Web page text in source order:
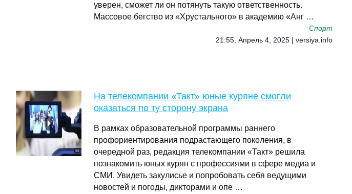
уверен, сможет ли он потянуть такую ответственность.
Массовое бегство из «Хрустального» в академию «Анг …
Спорт
21:55, Апрель 4, 2025 | versiya.info
На телекомпании «Такт» юные куряне смогли
оказаться по ту сторону экрана
В рамках образовательной программы раннего
профориентирования подрастающего поколения, в
очередной раз, редакция телекомпании «Такт» решила
познакомить юных курян с профессиями в сфере медиа и
СМИ. Увидеть закулисье и попробовать себя ведущими
новостей и погоды, дикторами и опе …